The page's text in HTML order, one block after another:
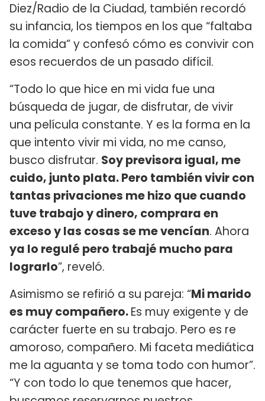
Diez/Radio de la Ciudad, también recordó
su infancia, los tiempos en los que “faltaba
la comida” y confesó cómo es convivir con
esos recuerdos de un pasado difícil.
“Todo lo que hice en mi vida fue una
búsqueda de jugar, de disfrutar, de vivir
una película constante. Y es la forma en la
que intento vivir mi vida, no me canso,
busco disfrutar. Soy previsora igual, me
cuido, junto plata. Pero también vivir con
tantas privaciones me hizo que cuando
tuve trabajo y dinero, comprara en
exceso y las cosas se me vencían. Ahora
ya lo regulé pero trabajé mucho para
lograrlo”, reveló.
Asimismo se refirió a su pareja: “Mi marido
es muy compañero.Es muy exigente y de
carácter fuerte en su trabajo. Pero es re
amoroso, compañero. Mi faceta mediática
me la aguanta y se toma todo con humor”.
“Y con todo lo que tenemos que hacer,